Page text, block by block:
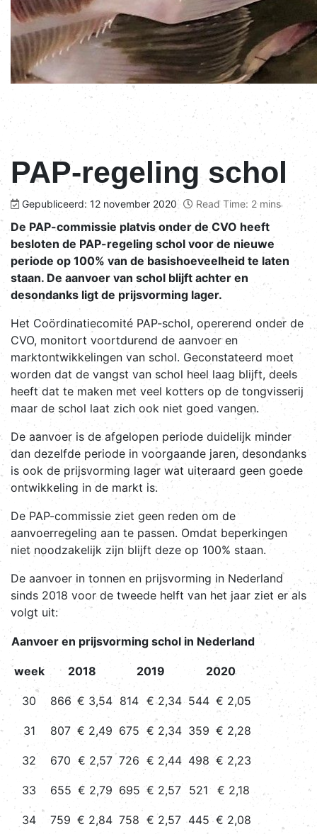
PAP-regeling schol
Gepubliceerd: 12 november 2020 Read Time: 2 mins
De PAP-commissie platvis onder de CVO heeft
besloten de PAP-regeling schol voor de nieuwe
periode op 100% van de basishoeveelheid te laten
staan. De aanvoer van schol blijft achter en
desondanks ligt de prijsvorming lager.
Het Coördinatiecomité PAP-schol, opererend onder de
CVO, monitort voortdurend de aanvoer en
marktontwikkelingen van schol. Geconstateerd moet
worden dat de vangst van schol heel laag blijft, deels
heeft dat te maken met veel kotters op de tongvisserij
maar de schol laat zich ook niet goed vangen.
De aanvoer is de afgelopen periode duidelijk minder
dan dezelfde periode in voorgaande jaren, desondanks
is ook de prijsvorming lager wat uiteraard geen goede
ontwikkeling in de markt is.
De PAP-commissie ziet geen reden om de
aanvoerregeling aan te passen. Omdat beperkingen
niet noodzakelijk zijn blijft deze op 100% staan.
De aanvoer in tonnen en prijsvorming in Nederland
sinds 2018 voor de tweede helft van het jaar ziet er als
volgt uit:
Aanvoer en prijsvorming schol in Nederland
week 2018 2019 2020
30 866 € 3,54 814 € 2,34 544 € 2,05
31 807 € 2,49 675 € 2,34 359 € 2,28
32 670 € 2,57 726 € 2,44 498 € 2,23
33 655 € 2,79 695 € 2,57 521 € 2,18
34 759 € 2,84 758 € 2,57 445 € 2,08